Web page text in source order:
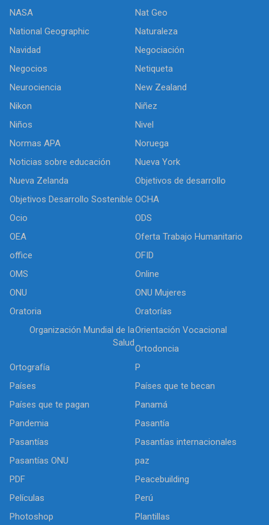
NASA
Nat Geo
National Geographic
Naturaleza
Navidad
Negociación
Negocios
Netiqueta
Neurociencia
New Zealand
Nikon
Niñez
Niños
Nivel
Normas APA
Noruega
Noticias sobre educación
Nueva York
Nueva Zelanda
Objetivos de desarrollo
Objetivos Desarrollo Sostenible OCHA
Ocio
ODS
OEA
Oferta Trabajo Humanitario
office
OFID
OMS
Online
ONU
ONU Mujeres
Oratoria
Oratorías
Organización Mundial de la
Salud
Orientación Vocacional
Ortodoncia
Ortografía
P
Países
Países que te becan
Países que te pagan
Panamá
Pandemia
Pasantía
Pasantías
Pasantías internacionales
Pasantías ONU
paz
PDF
Peacebuilding
Películas
Perú
Photoshop
Plantillas